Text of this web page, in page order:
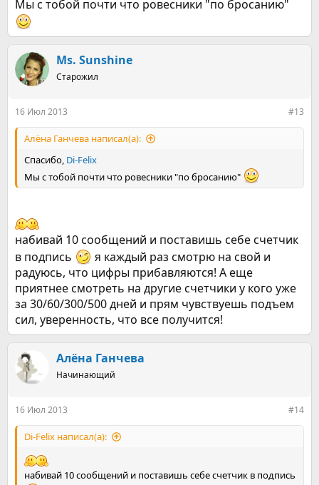
Мы с тобой почти что ровесники "по бросанию"
Ms. Sunshine
Старожил
16 Июл 2013 #13
Алёна Ганчева написал(а):
Спасибо, Di-Felix
Мы с тобой почти что ровесники "по бросанию"
набивай 10 сообщений и поставишь себе счетчик
в подпись
я каждый раз смотрю на свой и
радуюсь, что цифры прибавляются! А еще
приятнее смотреть на другие счетчики у кого уже
за 30/60/300/500 дней и прям чувствуешь подъем
сил, уверенность, что все получится!
Алёна Ганчева
Начинающий
16 Июл 2013 #14
Di-Felix написал(а):
набивай 10 сообщений и поставишь себе счетчик в подпись